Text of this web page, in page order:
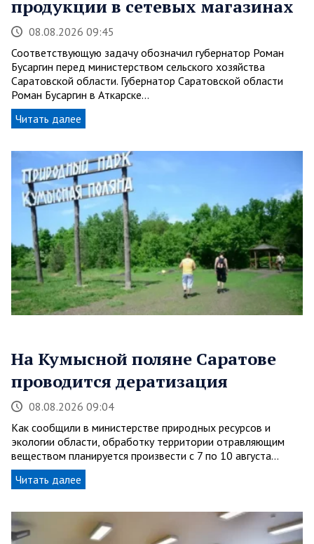
продукции в сетевых магазинах
08.08.2026 09:45
Соответствующую задачу обозначил губернатор Роман
Бусаргин перед министерством сельского хозяйства
Саратовской области. Губернатор Саратовской области
Роман Бусаргин в Аткарске…
Читать далее
На Кумысной поляне Саратове
проводится дератизация
08.08.2026 09:04
Как сообщили в министерстве природных ресурсов и
экологии области, обработку территории отравляющим
веществом планируется произвести с 7 по 10 августа…
Читать далее